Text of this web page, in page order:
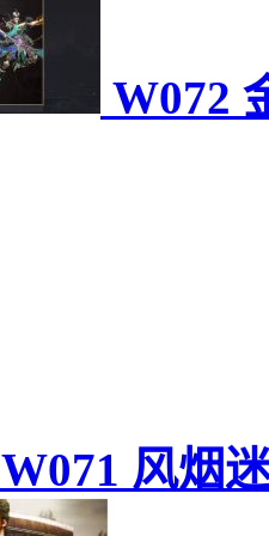
W072
W071 风烟